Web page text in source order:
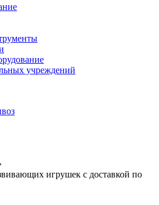
учреждений
игрушек с доставкой по